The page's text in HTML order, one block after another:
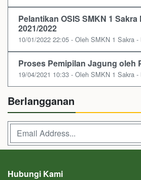
Pelantikan OSIS SMKN 1 Sakra
2021/2022
10/01/2022 22:05 - Oleh SMKN 1 Sakra -
Proses Pemipilan Jagung oleh
19/04/2021 10:33 - Oleh SMKN 1 Sakra -
Berlangganan
Hubungi Kami